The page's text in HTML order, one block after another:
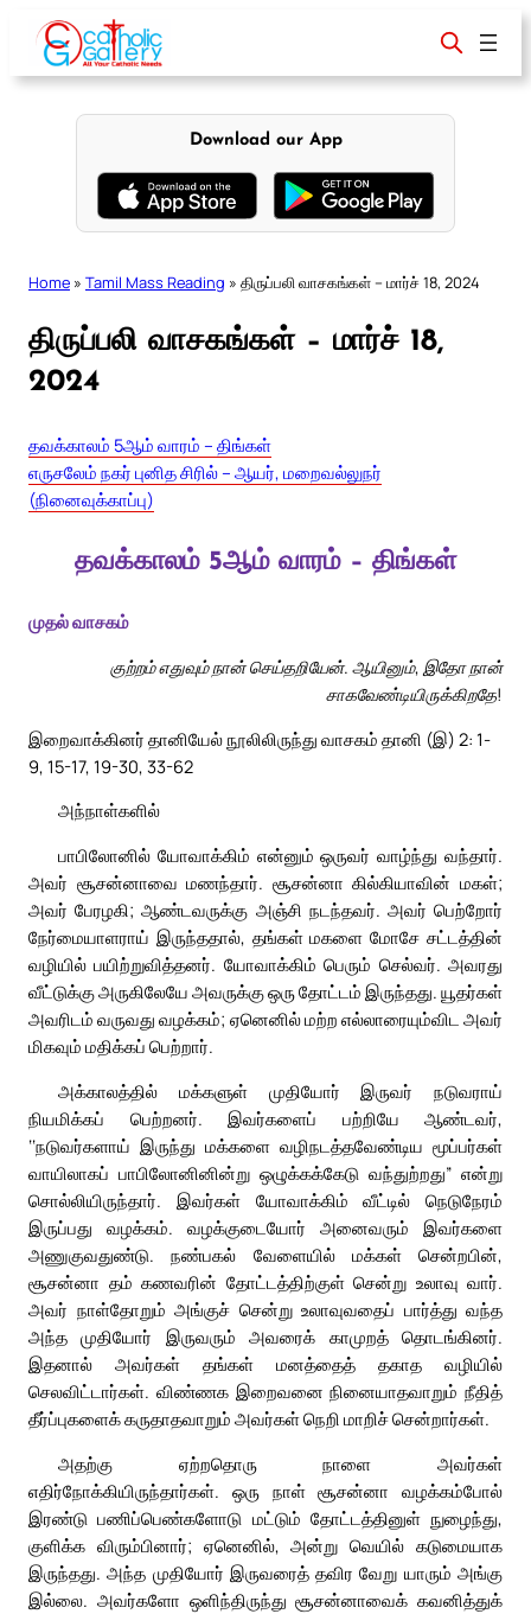
content
Download our App
Home » Tamil Mass Reading » திருப்பலி வாசகங்கள் – மார்ச் 18, 2024
திருப்பலி வாசகங்கள் – மார்ச் 18,
2024
தவக்காலம் 5ஆம் வாரம் – திங்கள்
எருசலேம் நகர் புனித சிரில் – ஆயர், மறைவல்லுநர்
(நினைவுக்காப்பு)
தவக்காலம் 5ஆம் வாரம் – திங்கள்
முதல் வாசகம்
குற்றம் எதுவும் நான் செய்தறியேன். ஆயினும், இதோ நான்
சாகவேண்டியிருக்கிறதே!
இறைவாக்கினர் தானியேல் நூலிலிருந்து வாசகம் தானி (இ) 2: 1-
9, 15-17, 19-30, 33-62
அந்நாள்களில்
பாபிலோனில் யோவாக்கிம் என்னும் ஒருவர் வாழ்ந்து வந்தார்.
அவர் சூசன்னாவை மணந்தார். சூசன்னா கில்கியாவின் மகள்;
அவர் பேரழகி; ஆண்டவருக்கு அஞ்சி நடந்தவர். அவர் பெற்றோர்
நேர்மையாளராய் இருந்ததால், தங்கள் மகளை மோசே சட்டத்தின்
வழியில் பயிற்றுவித்தனர். யோவாக்கிம் பெரும் செல்வர். அவரது
வீட்டுக்கு அருகிலேயே அவருக்கு ஒரு தோட்டம் இருந்தது. யூதர்கள்
அவரிடம் வருவது வழக்கம்; ஏனெனில் மற்ற எல்லாரையும்விட அவர்
மிகவும் மதிக்கப் பெற்றார்.
அக்காலத்தில் மக்களுள் முதியோர் இருவர் நடுவராய்
நியமிக்கப் பெற்றனர். இவர்களைப் பற்றியே ஆண்டவர்,
‘‘நடுவர்களாய் இருந்து மக்களை வழிநடத்தவேண்டிய மூப்பர்கள்
வாயிலாகப் பாபிலோனினின்று ஒழுக்கக்கேடு வந்துற்றது” என்று
சொல்லியிருந்தார். இவர்கள் யோவாக்கிம் வீட்டில் நெடுநேரம்
இருப்பது வழக்கம். வழக்குடையோர் அனைவரும் இவர்களை
அணுகுவதுண்டு. நண்பகல் வேளையில் மக்கள் சென்றபின்,
சூசன்னா தம் கணவரின் தோட்டத்திற்குள் சென்று உலாவு வார்.
அவர் நாள்தோறும் அங்குச் சென்று உலாவுவதைப் பார்த்து வந்த
அந்த முதியோர் இருவரும் அவரைக் காமுறத் தொடங்கினர்.
இதனால் அவர்கள் தங்கள் மனத்தைத் தகாத வழியில்
செலவிட்டார்கள். விண்ணக இறைவனை நினையாதவாறும் நீதித்
தீர்ப்புகளைக் கருதாதவாறும் அவர்கள் நெறி மாறிச் சென்றார்கள்.
அதற்கு ஏற்றதொரு நாளை அவர்கள்
எதிர்நோக்கியிருந்தார்கள். ஒரு நாள் சூசன்னா வழக்கம்போல்
இரண்டு பணிப்பெண்களோடு மட்டும் தோட்டத்தினுள் நுழைந்து,
குளிக்க விரும்பினார்; ஏனெனில், அன்று வெயில் கடுமையாக
இருந்தது. அந்த முதியோர் இருவரைத் தவிர வேறு யாரும் அங்கு
இல்லை. அவர்களோ ஒளிந்திருந்து சூசன்னாவைக் கவனித்துக்